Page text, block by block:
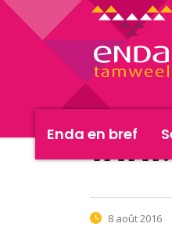
Enda en bref
8 août 2016